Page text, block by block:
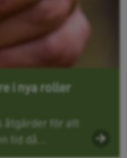
i nya roller
åtgärder för att
tid då...